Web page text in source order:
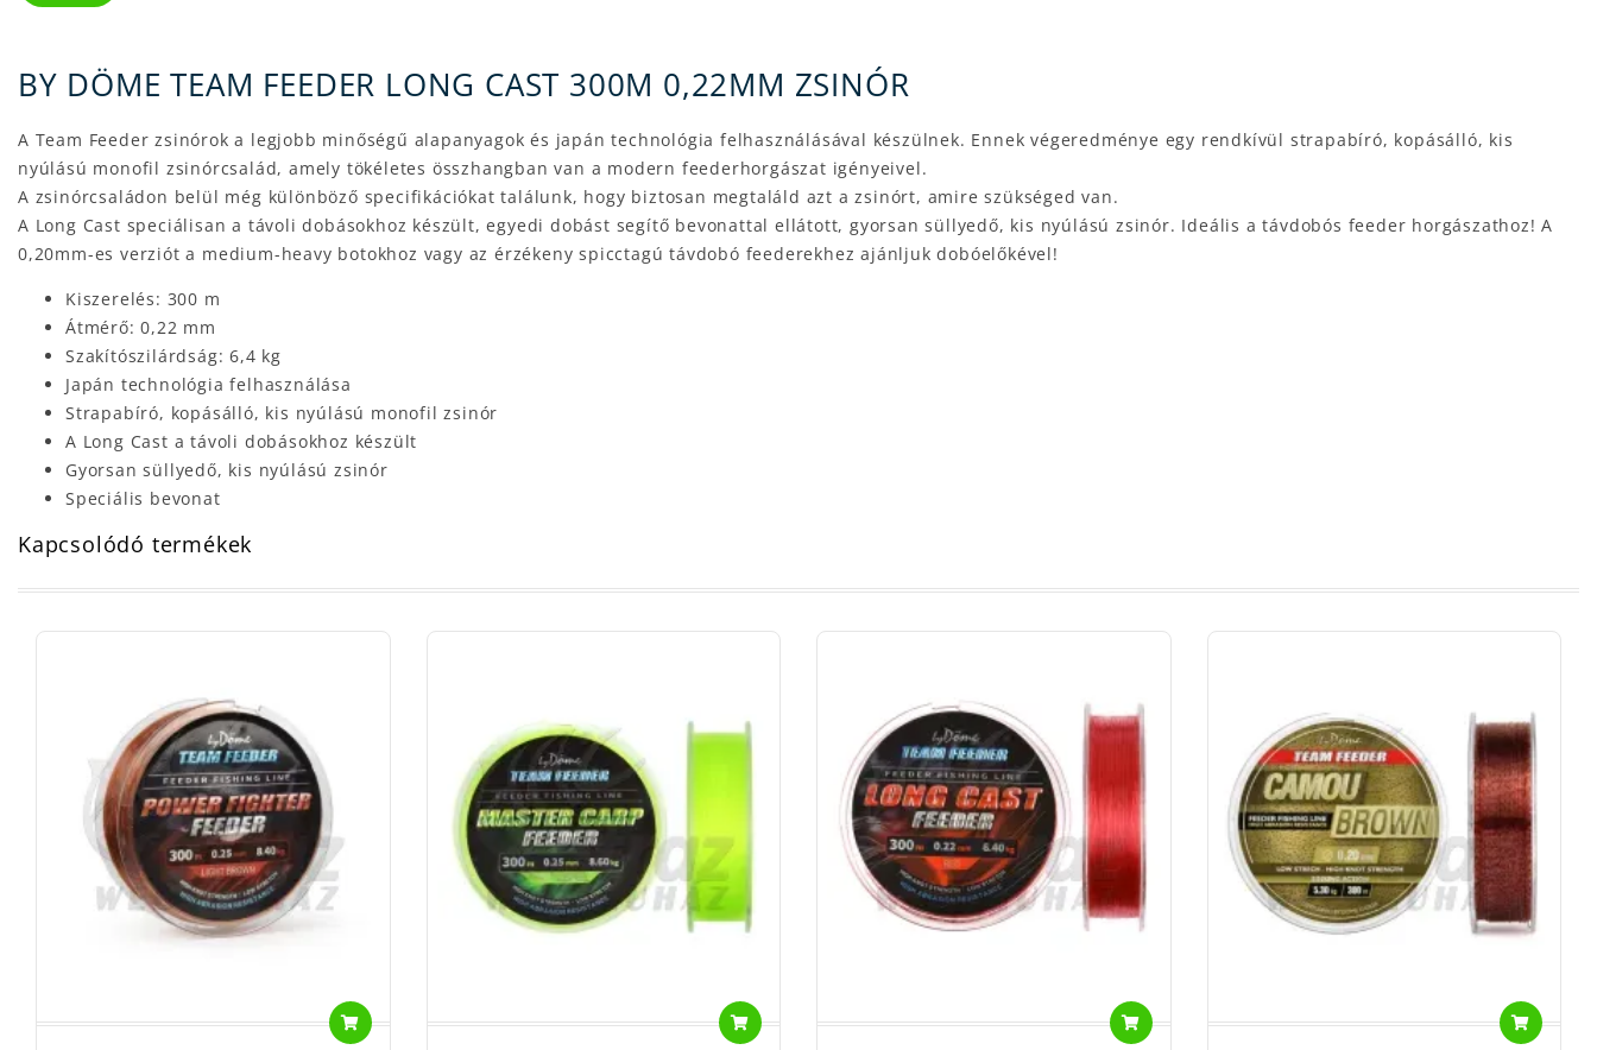
BY DÖME TEAM FEEDER LONG CAST 300M 0,22MM ZSINÓR
A Team Feeder zsinórok a legjobb minőségű alapanyagok és japán technológia felhasználásával készülnek. Ennek végeredménye egy rendkívül strapabíró, kopásálló, kis
nyúlású monofil zsinórcsalád, amely tökéletes összhangban van a modern feederhorgászat igényeivel.
A zsinórcsaládon belül még különböző specifikációkat találunk, hogy biztosan megtaláld azt a zsinórt, amire szükséged van.
A Long Cast speciálisan a távoli dobásokhoz készült, egyedi dobást segítő bevonattal ellátott, gyorsan süllyedő, kis nyúlású zsinór. Ideális a távdobós feeder horgászathoz! A
0,20mm-es verziót a medium-heavy botokhoz vagy az érzékeny spicctagú távdobó feederekhez ajánljuk dobóelőkével!
Kiszerelés: 300 m
Átmérő: 0,22 mm
Szakítószilárdság: 6,4 kg
Japán technológia felhasználása
Strapabíró, kopásálló, kis nyúlású monofil zsinór
A Long Cast a távoli dobásokhoz készült
Gyorsan süllyedő, kis nyúlású zsinór
Speciális bevonat
Kapcsolódó termékek